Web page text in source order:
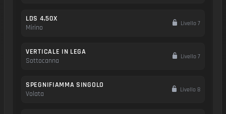
LDS 4,50X
Mirino
Livello 7
VERTICALE IN LEGA
Sottocanna
Livello 7
SPEGNIFIAMMA SINGOLO
Volata
Livello 8